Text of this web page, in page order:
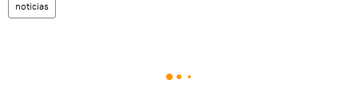
noticias